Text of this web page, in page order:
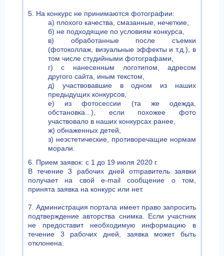
5. На конкурс не принимаются фотографии:
а) плохого качества, смазанные, нечеткие,
б) не подходящие по условиям конкурса,
в) обработанные после съемки
(фотоколлаж, визуальные эффекты и т.д.), в
том числе студийными фотографами,
г) с нанесенным логотипом, адресом
другого сайта, иным текстом,
д) участвовавшие в одном из наших
предыдущих конкурсов,
е) из фотосессии (та же одежда,
обстановка...), если похожее фото
участвовало в наших конкурсах ранее,
ж) обнаженных детей,
з) неэстетические, противоречащие нормам
морали.
6. Прием заявок: с 1 до 19 июля 2020 г.
В течение 3 рабочих дней отправитель заявки
получает на свой e-mail сообщение о том,
принята заявка на конкурс или нет.
7. Администрация портала имеет право запросить
подтверждение авторства снимка. Если участник
не предоставит необходимую информацию в
течение 3 рабочих дней, заявка может быть
отклонена.